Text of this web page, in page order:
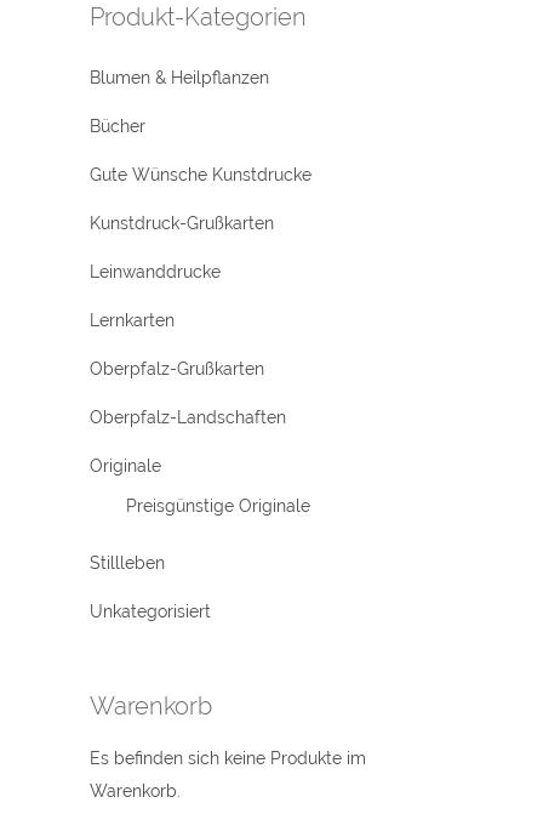
Produkt-Kategorien
Blumen & Heilpflanzen
Bücher
Gute Wünsche Kunstdrucke
Kunstdruck-Grußkarten
Leinwanddrucke
Lernkarten
Oberpfalz-Grußkarten
Oberpfalz-Landschaften
Originale
Preisgünstige Originale
Stillleben
Unkategorisiert
Warenkorb
Es befinden sich keine Produkte im
Warenkorb.